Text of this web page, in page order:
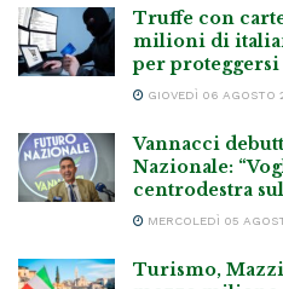
Truffe con
milioni di
per proteggersi
GIOVEDÌ 06 AGOSTO
Vannacci
Nazionale:
centrodestra
MERCOLEDÌ 05
Turismo,